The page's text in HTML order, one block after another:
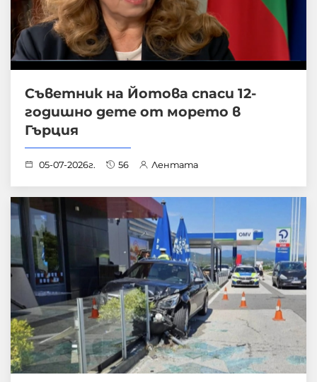
Съветник на Йотова спаси 12-
годишно дете от морето в
Гърция
05-07-2026г. 56 Лентата